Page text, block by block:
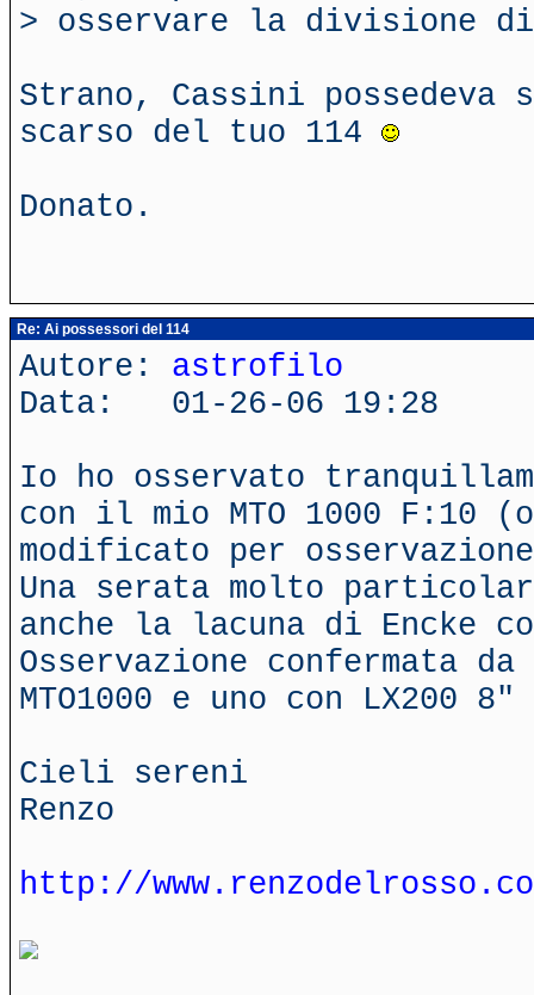
> osservare la divisione di
Strano, Cassini possedeva
scarso del tuo 114
Donato.
Re: Ai possessori del 114
Autore: astrofilo
Data: 01-26-06 19:28
Io ho osservato
con il mio MTO 1000 F:10
modificato per
Una serata molto
anche la lacuna di Encke
Osservazione confermata
MTO1000 e uno con LX200 8"
Cieli sereni
Renzo
http://